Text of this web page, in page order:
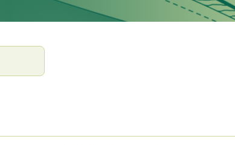
Telli litsents!